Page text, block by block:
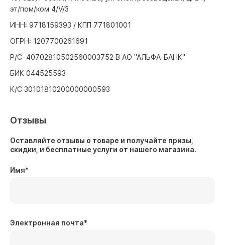
эт/пом/ком 4/V/3
ИНН: 9718159393 / КПП 771801001
ОГРН: 1207700261691
Р/С 40702810502560003752 В АО "АЛЬФА-БАНК"
БИК 044525593
К/С 30101810200000000593
Отзывы
Оставляйте отзывы о товаре и получайте призы,
скидки, и бесплатные услуги от нашего магазина.
Имя*
Электронная почта*